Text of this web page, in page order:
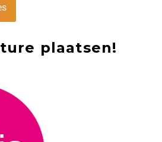
plaatsen!